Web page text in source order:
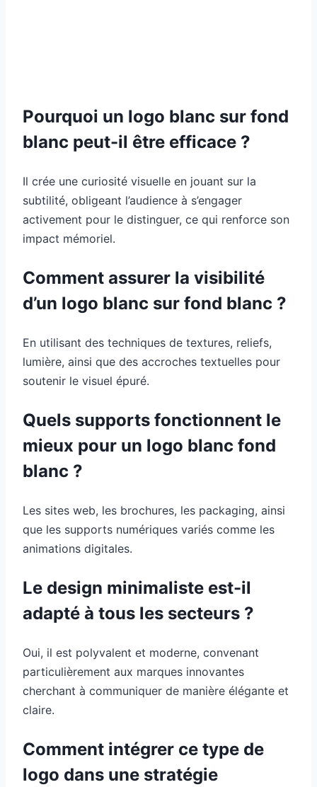
Pourquoi un logo blanc sur fond
blanc peut-il être efficace ?
Il crée une curiosité visuelle en jouant sur la
subtilité, obligeant l’audience à s’engager
activement pour le distinguer, ce qui renforce son
impact mémoriel.
Comment assurer la visibilité
d’un logo blanc sur fond blanc ?
En utilisant des techniques de textures, reliefs,
lumière, ainsi que des accroches textuelles pour
soutenir le visuel épuré.
Quels supports fonctionnent le
mieux pour un logo blanc fond
blanc ?
Les sites web, les brochures, les packaging, ainsi
que les supports numériques variés comme les
animations digitales.
Le design minimaliste est-il
adapté à tous les secteurs ?
Oui, il est polyvalent et moderne, convenant
particulièrement aux marques innovantes
cherchant à communiquer de manière élégante et
claire.
Comment intégrer ce type de
logo dans une stratégie